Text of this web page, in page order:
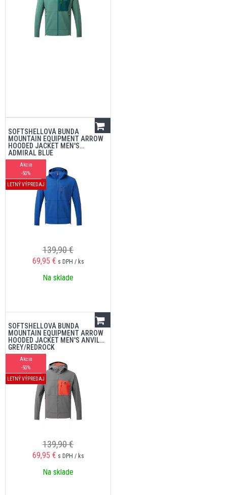
SOFTSHELLOVÁ BUNDA
MOUNTAIN EQUIPMENT ARROW
HOODED JACKET MEN'S
ADMIRAL BLUE
Akcia
-50%
LETNÝ VÝPREDAJ
139,90 €
69,95 € s DPH / ks
Na sklade
SOFTSHELLOVÁ BUNDA
MOUNTAIN EQUIPMENT ARROW
HOODED JACKET MEN'S ANVIL
GREY/REDROCK
Akcia
-50%
LETNÝ VÝPREDAJ
139,90 €
69,95 € s DPH / ks
Na sklade